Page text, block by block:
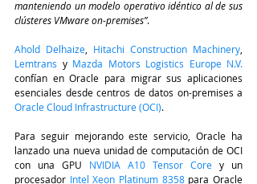
manteniendo un modelo operativo idéntico al de sus
clústeres VMware on-premises”.
Ahold Delhaize Hitachi Construction Machinery
Lemtrans y Mazda Motors Logistics Europe N.V.
confían en Oracle para migrar sus aplicaciones
Oracle Cloud Infrastructure (OCI).
Para seguir mejorando este servicio, Oracle ha
lanzado una nueva unidad de computación de OCI
con una GPU NVIDIA A10 Tensor Core y un
procesador Intel Xeon Platinum 8358 para Oracle